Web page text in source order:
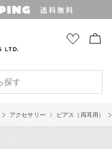
探す
アクセサリー ピアス（両耳用）